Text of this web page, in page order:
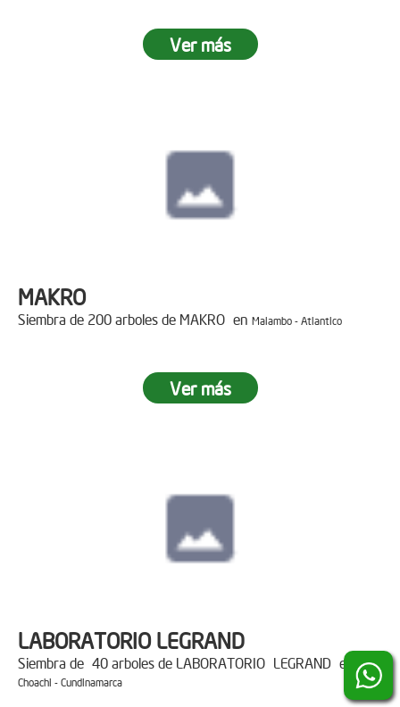
Ver más
MAKRO
Siembra de 200 arboles de MAKRO en Malambo - Atlantico
Ver más
LABORATORIO LEGRAND
Siembra de 40 arboles de LABORATORIO LEGRAND en
Choachi - Cundinamarca